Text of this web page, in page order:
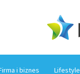
i biznes Lifestyle